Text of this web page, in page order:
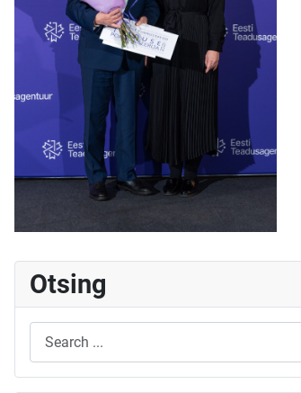
Otsing